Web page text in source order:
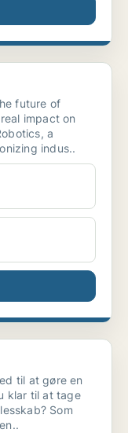
future of
impact on
a
indus..
til at gøre en
klar til at tage
Som